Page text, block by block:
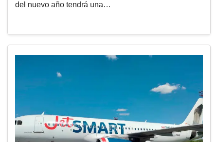
del nuevo año tendrá una…